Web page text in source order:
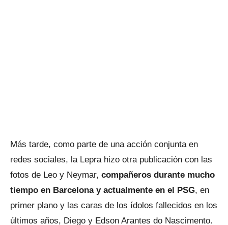
Más tarde, como parte de una acción conjunta en
redes sociales, la Lepra hizo otra publicación con las
fotos de Leo y Neymar, compañeros durante mucho
tiempo en Barcelona y actualmente en el PSG, en
primer plano y las caras de los ídolos fallecidos en los
últimos años, Diego y Edson Arantes do Nascimento.